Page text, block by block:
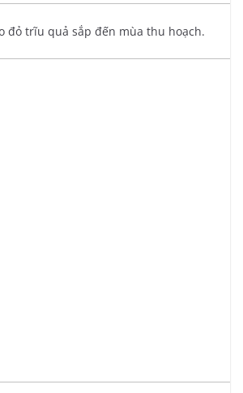
đỏ trĩu quả sắp đến mùa thu hoạch.